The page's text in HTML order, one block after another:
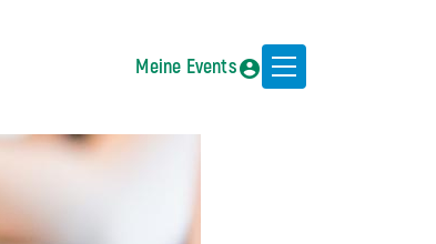
Meine Events